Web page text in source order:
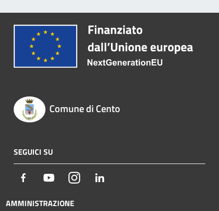
Comune di Cento
SEGUICI SU
Facebook YoutubeInstagram
AMMINISTRAZIONE